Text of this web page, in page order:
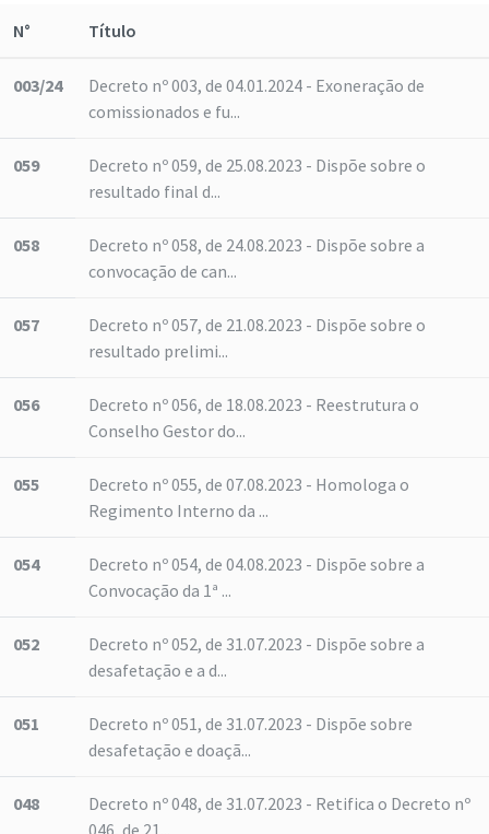
N° Título
003/24
Decreto nº 003, de 04.01.2024 - Exoneração de
comissionados e fu...
059
Decreto nº 059, de 25.08.2023 - Dispõe sobre o
resultado final d...
058
Decreto nº 058, de 24.08.2023 - Dispõe sobre a
convocação de can...
057
Decreto nº 057, de 21.08.2023 - Dispõe sobre o
resultado prelimi...
056
Decreto nº 056, de 18.08.2023 - Reestrutura o
Conselho Gestor do...
055
Decreto nº 055, de 07.08.2023 - Homologa o
Regimento Interno da ...
054
Decreto nº 054, de 04.08.2023 - Dispõe sobre a
Convocação da 1ª ...
052
Decreto nº 052, de 31.07.2023 - Dispõe sobre a
desafetação e a d...
051
Decreto nº 051, de 31.07.2023 - Dispõe sobre
desafetação e doaçã...
048
Decreto nº 048, de 31.07.2023 - Retifica o Decreto nº
046, de 21...